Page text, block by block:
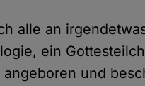
alle an
ein
angeboren und